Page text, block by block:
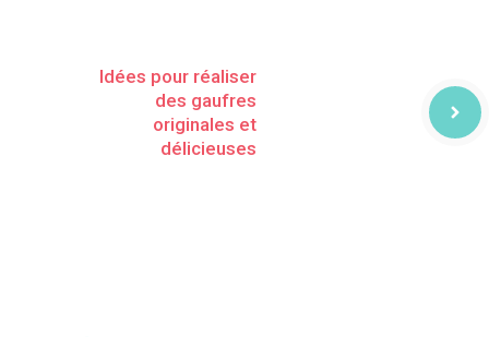
Idées pour réaliser
des gaufres
originales et
délicieuses